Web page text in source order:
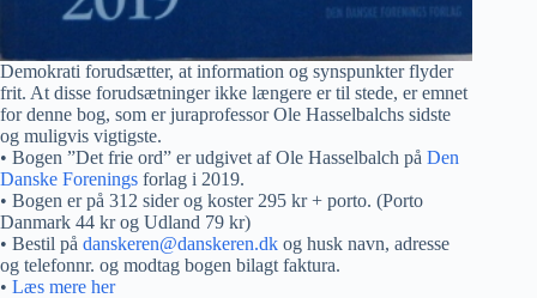
Demokrati forudsætter, at information og synspunkter flyder
frit. At disse forudsætninger ikke længere er til stede, er emnet
for denne bog, som er juraprofessor Ole Hasselbalchs sidste
og muligvis vigtigste.
• Bogen ”Det frie ord” er udgivet af Ole Hasselbalch på Den
Danske Forenings forlag i 2019.
• Bogen er på 312 sider og koster 295 kr + porto. (Porto
Danmark 44 kr og Udland 79 kr)
• Bestil på danskeren@danskeren.dk og husk navn, adresse
og telefonnr. og modtag bogen bilagt faktura.
• Læs mere her